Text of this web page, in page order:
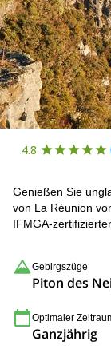
4.8
Genießen Sie
von La Réunion
IFMGA-
Gebirgszüge
Piton des
Optimaler
Ganzjährig